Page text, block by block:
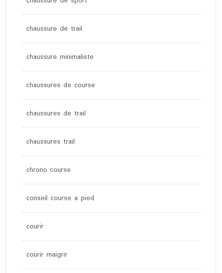
chaussure de trail
chaussure minimaliste
chaussures de course
chaussures de trail
chaussures trail
chrono course
conseil course a pied
courir
courir maigrir